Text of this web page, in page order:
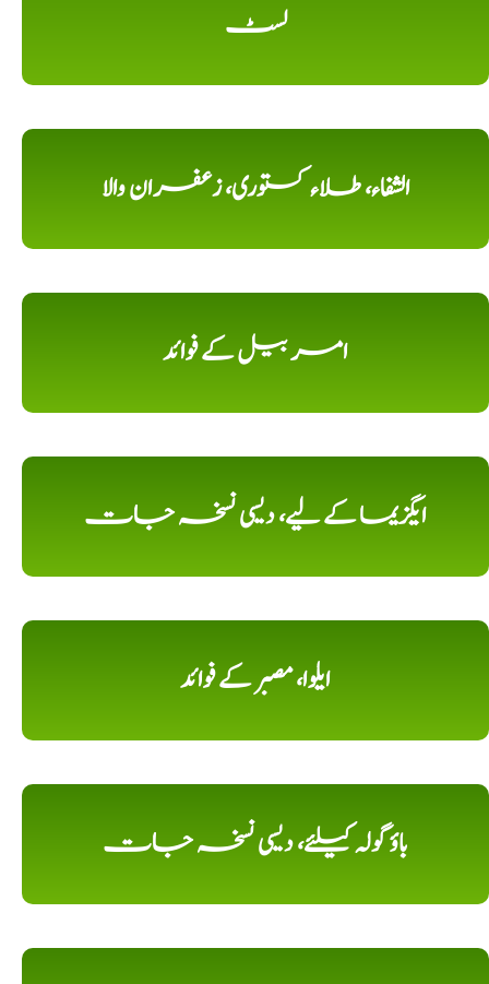
لسٹ
الشفاء، طلاء کستوری، زعفران والا
امر بیل کے فوائد
ایگزیما کے لیے، دیسی نسخہ جات
ایلوا، مصبر کے فوائد
باؤ گولہ کیلئے، دیسی نسخہ جات